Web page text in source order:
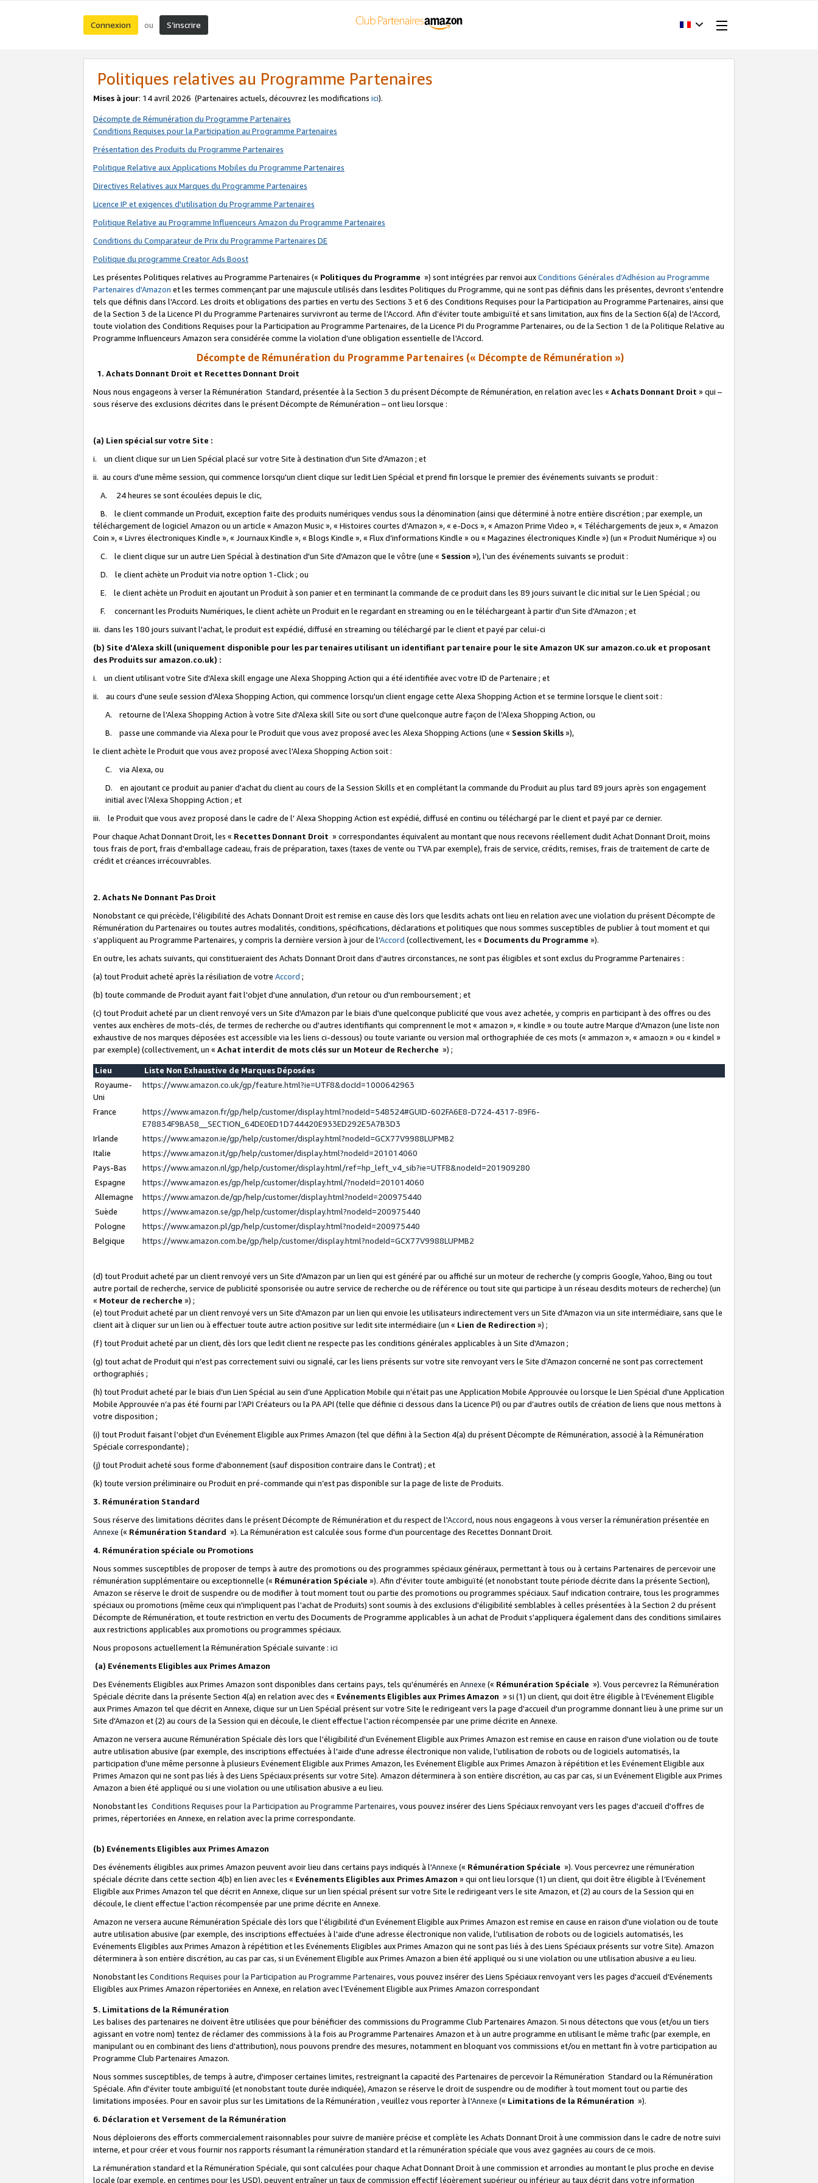
Connexion ou S’inscrire
Politiques relatives au Programme Partenaires
Mises à jour: 14 avril 2026 (Partenaires actuels, découvrez les modifications ici).
Décompte de Rémunération du Programme Partenaires
Conditions Requises pour la Participation au Programme Partenaires
Présentation des Produits du Programme Partenaires
Politique Relative aux Applications Mobiles du Programme Partenaires
Directives Relatives aux Marques du Programme Partenaires
Licence IP et exigences d'utilisation du Programme Partenaires
Politique Relative au Programme Influenceurs Amazon du Programme Partenaires
Conditions du Comparateur de Prix du Programme Partenaires DE
Politique du programme Creator Ads Boost
Les présentes Politiques relatives au Programme Partenaires (« Politiques du Programme ») sont intégrées par renvoi auxConditions Générales d’Adhésion au Programme
Partenaires d'Amazon et les termes commençant par une majuscule utilisés dans lesdites Politiques du Programme, qui ne sont pas définis dans les présentes, devront s'entendre
tels que définis dans l'Accord. Les droits et obligations des parties en vertu des Sections 3 et 6 des Conditions Requises pour la Participation au Programme Partenaires, ainsi que
de la Section 3 de la Licence PI du Programme Partenaires survivront au terme de l'Accord. Afin d’éviter toute ambiguïté et sans limitation, aux fins de la Section 6(a) de l'Accord,
toute violation des Conditions Requises pour la Participation au Programme Partenaires, de la Licence PI du Programme Partenaires, ou de la Section 1 de la Politique Relative au
Programme Influenceurs Amazon sera considérée comme la violation d’une obligation essentielle de l'Accord.
Décompte de Rémunération du Programme Partenaires (« Décompte de Rémunération »)
1. Achats Donnant Droit et Recettes Donnant Droit
Nous nous engageons à verser la Rémunération Standard, présentée à la Section 3 du présent Décompte de Rémunération, en relation avec les « Achats Donnant Droit » qui –
sous réserve des exclusions décrites dans le présent Décompte de Rémunération – ont lieu lorsque :
(a) Lien spécial sur votre Site :
i. un client clique sur un Lien Spécial placé sur votre Site à destination d'un Site d'Amazon ; et
ii. au cours d'une même session, qui commence lorsqu'un client clique sur ledit Lien Spécial et prend fin lorsque le premier des événements suivants se produit :
A. 24 heures se sont écoulées depuis le clic,
B. le client commande un Produit, exception faite des produits numériques vendus sous la dénomination (ainsi que déterminé à notre entière discrétion ; par exemple, un
téléchargement de logiciel Amazon ou un article « Amazon Music », « Histoires courtes d’Amazon », « e-Docs », « Amazon Prime Video », « Téléchargements de jeux », « Amazon
Coin », « Livres électroniques Kindle », « Journaux Kindle », « Blogs Kindle », « Flux d’informations Kindle » ou « Magazines électroniques Kindle ») (un « Produit Numérique ») ou
C. le client clique sur un autre Lien Spécial à destination d'un Site d'Amazon que le vôtre (une « Session »), l'un des événements suivants se produit :
D. le client achète un Produit via notre option 1-Click ; ou
E. le client achète un Produit en ajoutant un Produit à son panier et en terminant la commande de ce produit dans les 89 jours suivant le clic initial sur le Lien Spécial ; ou
F. concernant les Produits Numériques, le client achète un Produit en le regardant en streaming ou en le téléchargeant à partir d'un Site d'Amazon ; et
iii. dans les 180 jours suivant l'achat, le produit est expédié, diffusé en streaming ou téléchargé par le client et payé par celui-ci
(b) Site d'Alexa skill (uniquement disponible pour les partenaires utilisant un identifiant partenaire pour le site Amazon UK sur amazon.co.uk et proposant
des Produits sur amazon.co.uk) :
i. un client utilisant votre Site d'Alexa skill engage une Alexa Shopping Action qui a été identifiée avec votre ID de Partenaire ; et
ii. au cours d'une seule session d'Alexa Shopping Action, qui commence lorsqu'un client engage cette Alexa Shopping Action et se termine lorsque le client soit :
A. retourne de l'Alexa Shopping Action à votre Site d'Alexa skill Site ou sort d'une quelconque autre façon de l'Alexa Shopping Action, ou
B. passe une commande via Alexa pour le Produit que vous avez proposé avec les Alexa Shopping Actions (une « Session Skills»),
le client achète le Produit que vous avez proposé avec l'Alexa Shopping Action soit :
C. via Alexa, ou
D. en ajoutant ce produit au panier d'achat du client au cours de la Session Skills et en complétant la commande du Produit au plus tard 89 jours après son engagement
initial avec l'Alexa Shopping Action ; et
iii. le Produit que vous avez proposé dans le cadre de l' Alexa Shopping Action est expédié, diffusé en continu ou téléchargé par le client et payé par ce dernier.
Pour chaque Achat Donnant Droit, les « Recettes Donnant Droit » correspondantes équivalent au montant que nous recevons réellement dudit Achat Donnant Droit, moins
tous frais de port, frais d'emballage cadeau, frais de préparation, taxes (taxes de vente ou TVA par exemple), frais de service, crédits, remises, frais de traitement de carte de
crédit et créances irrécouvrables.
2. Achats Ne Donnant Pas Droit
Nonobstant ce qui précède, l'éligibilité des Achats Donnant Droit est remise en cause dès lors que lesdits achats ont lieu en relation avec une violation du présent Décompte de
Rémunération du Partenaires ou toutes autres modalités, conditions, spécifications, déclarations et politiques que nous sommes susceptibles de publier à tout moment et qui
s'appliquent au Programme Partenaires, y compris la dernière version à jour de l'Accord (collectivement, les « Documents du Programme »).
En outre, les achats suivants, qui constitueraient des Achats Donnant Droit dans d'autres circonstances, ne sont pas éligibles et sont exclus du Programme Partenaires :
(a) tout Produit acheté après la résiliation de votre Accord ;
(b) toute commande de Produit ayant fait l'objet d'une annulation, d'un retour ou d'un remboursement ; et
(c) tout Produit acheté par un client renvoyé vers un Site d'Amazon par le biais d'une quelconque publicité que vous avez achetée, y compris en participant à des offres ou des
ventes aux enchères de mots-clés, de termes de recherche ou d'autres identifiants qui comprennent le mot « amazon », « kindle » ou toute autre Marque d'Amazon (une liste non
exhaustive de nos marques déposées est accessible via les liens ci-dessous) ou toute variante ou version mal orthographiée de ces mots (« ammazon », « amaozn » ou « kindel »
par exemple) (collectivement, un « Achat interdit de mots clés sur un Moteur de Recherche ») ;
Lieu
Liste Non Exhaustive de Marques Déposées
Royaume-
Uni
https://www.amazon.co.uk/gp/feature.html?ie=UTF8&docId=1000642963
France
https://www.amazon.fr/gp/help/customer/display.html?nodeId=548524#GUID-602FA6E8-D724-4317-89F6-
E78834F9BA58__SECTION_64DE0ED1D744420E933ED292E5A7B3D3
Irlande
https://www.amazon.ie/gp/help/customer/display.html?nodeId=GCX77V9988LUPMB2
Italie
https://www.amazon.it/gp/help/customer/display.html?nodeId=201014060
Pays-Bas
https://www.amazon.nl/gp/help/customer/display.html/ref=hp_left_v4_sib?ie=UTF8&nodeId=201909280
Espagne
https://www.amazon.es/gp/help/customer/display.html/?nodeId=201014060
Allemagne
https://www.amazon.de/gp/help/customer/display.html?nodeId=200975440
Suède
https://www.amazon.se/gp/help/customer/display.html?nodeId=200975440
Pologne
https://www.amazon.pl/gp/help/customer/display.html?nodeId=200975440
Belgique
https://www.amazon.com.be/gp/help/customer/display.html?nodeId=GCX77V9988LUPMB2
(d) tout Produit acheté par un client renvoyé vers un Site d'Amazon par un lien qui est généré par ou affiché sur un moteur de recherche (y compris Google, Yahoo, Bing ou tout
autre portail de recherche, service de publicité sponsorisée ou autre service de recherche ou de référence ou tout site qui participe à un réseau desdits moteurs de recherche) (un
« Moteur de recherche ») ;
(e) tout Produit acheté par un client renvoyé vers un Site d'Amazon par un lien qui envoie les utilisateurs indirectement vers un Site d'Amazon via un site intermédiaire, sans que le
client ait à cliquer sur un lien ou à effectuer toute autre action positive sur ledit site intermédiaire (un « Lien de Redirection ») ;
(f) tout Produit acheté par un client, dès lors que ledit client ne respecte pas les conditions générales applicables à un Site d'Amazon ;
(g) tout achat de Produit qui n’est pas correctement suivi ou signalé, car les liens présents sur votre site renvoyant vers le Site d’Amazon concerné ne sont pas correctement
orthographiés ;
(h) tout Produit acheté par le biais d’un Lien Spécial au sein d’une Application Mobile qui n’était pas une Application Mobile Approuvée ou lorsque le Lien Spécial d'une Application
Mobile Approuvée n’a pas été fourni par l’API Créateurs ou la PA API (telle que définie ci dessous dans la Licence PI) ou par d’autres outils de création de liens que nous mettons à
votre disposition ;
(i) tout Produit faisant l'objet d'un Evénement Eligible aux Primes Amazon (tel que défini à la Section 4(a) du présent Décompte de Rémunération, associé à la Rémunération
Spéciale correspondante) ;
(j) tout Produit acheté sous forme d'abonnement (sauf disposition contraire dans le Contrat) ; et
(k) toute version préliminaire ou Produit en pré-commande qui n’est pas disponible sur la page de liste de Produits.
3. Rémunération Standard
Sous réserve des limitations décrites dans le présent Décompte de Rémunération et du respect de l'Accord, nous nous engageons à vous verser la rémunération présentée en
Annexe (« Rémunération Standard »). La Rémunération est calculée sous forme d'un pourcentage des Recettes Donnant Droit.
4. Rémunération spéciale ou Promotions
Nous sommes susceptibles de proposer de temps à autre des promotions ou des programmes spéciaux généraux, permettant à tous ou à certains Partenaires de percevoir une
rémunération supplémentaire ou exceptionnelle (« Rémunération Spéciale »). Afin d'éviter toute ambiguïté (et nonobstant toute période décrite dans la présente Section),
Amazon se réserve le droit de suspendre ou de modifier à tout moment tout ou partie des promotions ou programmes spéciaux. Sauf indication contraire, tous les programmes
spéciaux ou promotions (même ceux qui n'impliquent pas l'achat de Produits) sont soumis à des exclusions d'éligibilité semblables à celles présentées à la Section 2 du présent
Décompte de Rémunération, et toute restriction en vertu des Documents de Programme applicables à un achat de Produit s'appliquera également dans des conditions similaires
aux restrictions applicables aux promotions ou programmes spéciaux.
Nous proposons actuellement la Rémunération Spéciale suivante : ici
(a) Evénements Eligibles aux Primes Amazon
Des Evénements Eligibles aux Primes Amazon sont disponibles dans certains pays, tels qu'énumérés en Annexe (« Rémunération Spéciale »). Vous percevrez la Rémunération
Spéciale décrite dans la présente Section 4(a) en relation avec des « Evénements Eligibles aux Primes Amazon » si (1) un client, qui doit être éligible à l'Evénement Eligible
aux Primes Amazon tel que décrit en Annexe, clique sur un Lien Spécial présent sur votre Site le redirigeant vers la page d'accueil d'un programme donnant lieu à une prime sur un
Site d'Amazon et (2) au cours de la Session qui en découle, le client effectue l'action récompensée par une prime décrite en Annexe.
Amazon ne versera aucune Rémunération Spéciale dès lors que l'éligibilité d'un Evénement Eligible aux Primes Amazon est remise en cause en raison d'une violation ou de toute
autre utilisation abusive (par exemple, des inscriptions effectuées à l'aide d'une adresse électronique non valide, l'utilisation de robots ou de logiciels automatisés, la
participation d'une même personne à plusieurs Evénement Eligible aux Primes Amazon, les Evénement Eligible aux Primes Amazon à répétition et les Evénement Eligible aux
Primes Amazon qui ne sont pas liés à des Liens Spéciaux présents sur votre Site). Amazon déterminera à son entière discrétion, au cas par cas, si un Evénement Eligible aux Primes
Amazon a bien été appliqué ou si une violation ou une utilisation abusive a eu lieu.
Nonobstant les Conditions Requises pour la Participation au Programme Partenaires, vous pouvez insérer des Liens Spéciaux renvoyant vers les pages d'accueil d'offres de
primes, répertoriées en Annexe, en relation avec la prime correspondante.
(b) Evénements Eligibles aux Primes Amazon
Des événements éligibles aux primes Amazon peuvent avoir lieu dans certains pays indiqués à l'Annexe (« Rémunération Spéciale »). Vous percevrez une rémunération
spéciale décrite dans cette section 4(b) en lien avec les « Evénements Eligibles aux Primes Amazon » qui ont lieu lorsque (1) un client, qui doit être éligible à l’Evénement
Eligible aux Primes Amazon tel que décrit en Annexe, clique sur un lien spécial présent sur votre Site le redirigeant vers le site Amazon, et (2) au cours de la Session qui en
découle, le client effectue l'action récompensée par une prime décrite en Annexe.
Amazon ne versera aucune Rémunération Spéciale dès lors que l'éligibilité d'un Evénement Eligible aux Primes Amazon est remise en cause en raison d'une violation ou de toute
autre utilisation abusive (par exemple, des inscriptions effectuées à l'aide d'une adresse électronique non valide, l'utilisation de robots ou de logiciels automatisés, les
Evénements Eligibles aux Primes Amazon à répétition et les Evénements Eligibles aux Primes Amazon qui ne sont pas liés à des Liens Spéciaux présents sur votre Site). Amazon
déterminera à son entière discrétion, au cas par cas, si un Evénement Eligible aux Primes Amazon a bien été appliqué ou si une violation ou une utilisation abusive a eu lieu.
Nonobstant les Conditions Requises pour la Participation au Programme Partenaires, vous pouvez insérer des Liens Spéciaux renvoyant vers les pages d'accueil d'Evénements
Eligibles aux Primes Amazon répertoriées en Annexe, en relation avec l’Evénement Eligible aux Primes Amazon correspondant
5. Limitations de la Rémunération
Les balises des partenaires ne doivent être utilisées que pour bénéficier des commissions du Programme Club Partenaires Amazon. Si nous détectons que vous (et/ou un tiers
agissant en votre nom) tentez de réclamer des commissions à la fois au Programme Partenaires Amazon et à un autre programme en utilisant le même trafic (par exemple, en
manipulant ou en combinant des liens d'attribution), nous pouvons prendre des mesures, notamment en bloquant vos commissions et/ou en mettant fin à votre participation au
Programme Club Partenaires Amazon.
Nous sommes susceptibles, de temps à autre, d'imposer certaines limites, restreignant la capacité des Partenaires de percevoir la Rémunération Standard ou la Rémunération
Spéciale. Afin d'éviter toute ambiguïté (et nonobstant toute durée indiquée), Amazon se réserve le droit de suspendre ou de modifier à tout moment tout ou partie des
limitations imposées. Pour en savoir plus sur les Limitations de la Rémunération , veuillez vous reporter à l'Annexe (« Limitations de la Rémunération »).
6. Déclaration et Versement de la Rémunération
Nous déploierons des efforts commercialement raisonnables pour suivre de manière précise et complète les Achats Donnant Droit à une commission dans le cadre de notre suivi
interne, et pour créer et vous fournir nos rapports résumant la rémunération standard et la rémunération spéciale que vous avez gagnées au cours de ce mois.
La rémunération standard et la Rémunération Spéciale, qui sont calculées pour chaque Achat Donnant Droit à une commission et arrondies au montant le plus proche en devise
locale (par exemple, en centimes pour les USD), peuvent entraîner un taux de commission effectif légèrement supérieur ou inférieur au taux décrit dans votre information